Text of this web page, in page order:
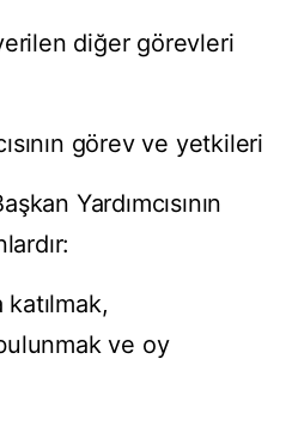
diğer görevleri
görev ve yetkileri
Yardımcısının
katılmak,
ve oy